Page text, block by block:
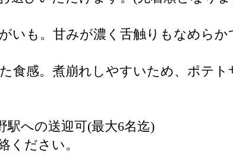
も。甘みが濃く舌触りもなめらか
食感。煮崩れしやすいため、ポテト
駅への送迎可(最大6名迄)
ください。